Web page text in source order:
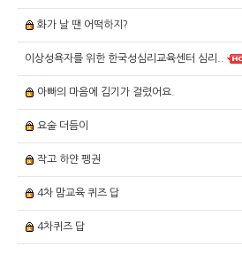
화가 날 땐 어떡하지?
이상성욕자를 위한 한국성심리교육센터 심리..
아빠의 마음에 김기가 걸렸어요.
요술 더듬이
작고 하얀 펭권
4차 맘교육 퀴즈 답
4차퀴즈 답